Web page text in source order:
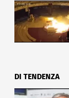
DI TENDENZA